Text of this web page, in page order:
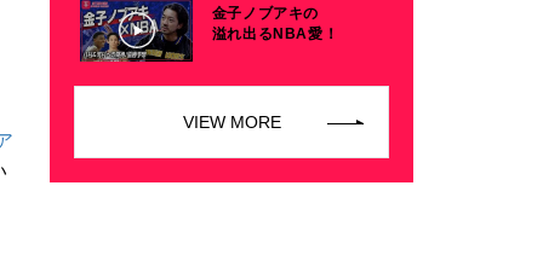
金子ノブアキの
溢れ出るNBA愛！
VIEW MORE